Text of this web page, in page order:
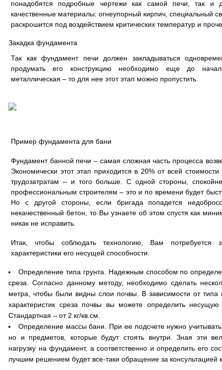
понадобятся подробные чертежи как самой печи, так и
качественные материалы: огнеупорный кирпич, специальный
раскрошится под воздействием критических температур и
Закадка фундамента
Так как фундамент печи должен закладываться
продумать его конструкцию необходимо еще до
металлическая – то для нее этот этап можно пропустить.
Пример фундамента для бани
Фундамент банной печи – самая сложная часть процесса
Экономически этот этап приходится в 20% от всей
трудозатратам – и того больше. С одной стороны,
профессиональным строителям – это и по времени будет
Но с другой стороны, если бригада попадется
некачественный бетон, то Вы узнаете об этом спустя как
никак не исправить.
Итак, чтобы соблюдать технологию, Вам потребуется
характеристики его несущей способности.
Определение типа грунта. Надежным способом по
среза. Согласно данному методу, необходимо сделать
метра, чтобы были видны слои почвы. В зависимости от
характеристик среза почвы вы можете определить несущую
Стандартная – от 2 кг/кв.см.
Определение массы бани. При ее подсчете нужно
но и предметов, которые будут стоять внутри. Зная эти
нагрузку на фундамент, а соответственно и определить его
лучшим решением будет все-таки обращение за консультацией